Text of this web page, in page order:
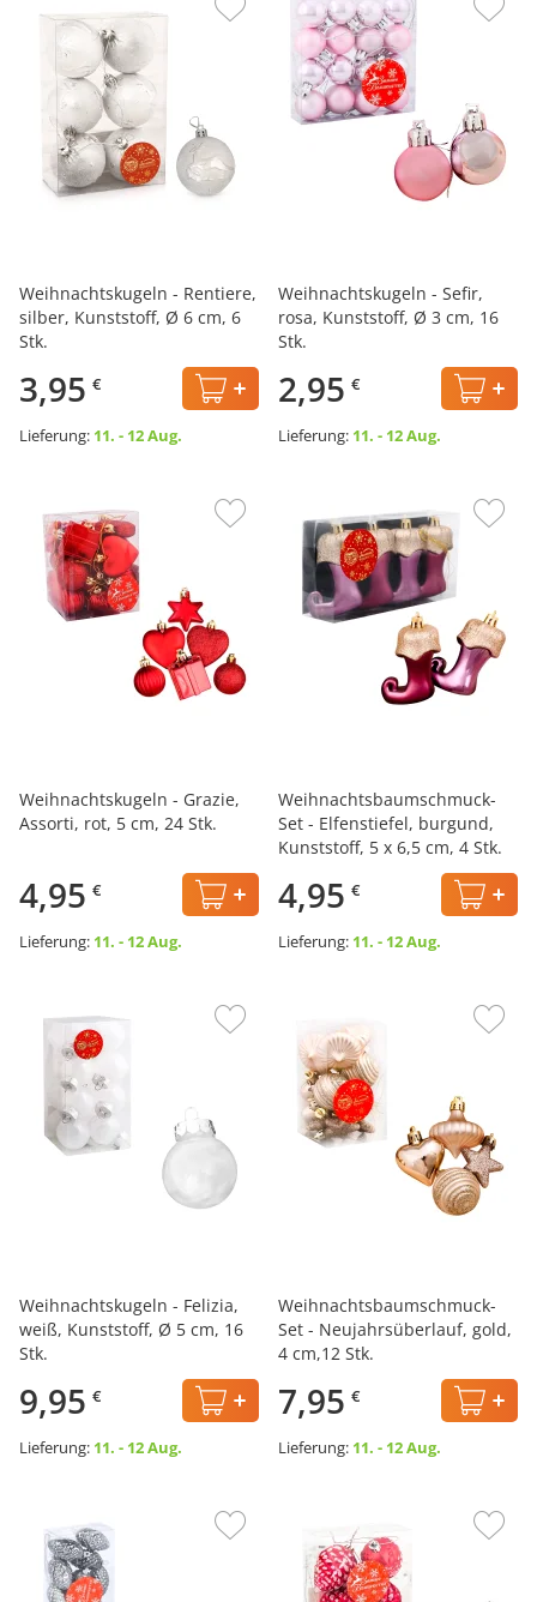
Weihnachtskugeln - Rentiere,
silber, Kunststoff, Ø 6 cm, 6
Stk.
3,95 €
Lieferung: 11. - 12 Aug.
Weihnachtskugeln - Sefir,
rosa, Kunststoff, Ø 3 cm, 16
Stk.
2,95 €
Lieferung: 11. - 12 Aug.
Weihnachtskugeln - Grazie,
Assorti, rot, 5 cm, 24 Stk.
4,95 €
Lieferung: 11. - 12 Aug.
Weihnachtsbaumschmuck-
Set - Elfenstiefel, burgund,
Kunststoff, 5 x 6,5 cm, 4 Stk.
4,95 €
Lieferung: 11. - 12 Aug.
Weihnachtskugeln - Felizia,
weiß, Kunststoff, Ø 5 cm, 16
Stk.
9,95 €
Lieferung: 11. - 12 Aug.
Weihnachtsbaumschmuck-
Set - Neujahrsüberlauf, gold,
4 cm,12 Stk.
7,95 €
Lieferung: 11. - 12 Aug.